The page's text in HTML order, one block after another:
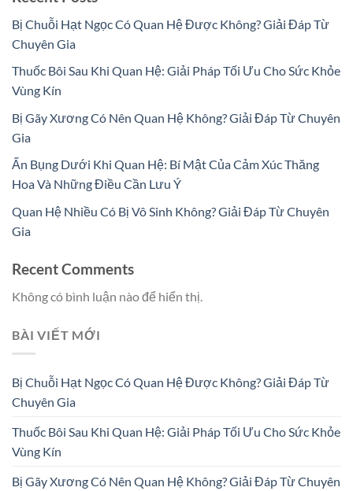
Bị Chuỗi Hạt Ngọc Có Quan Hệ Được Không? Giải Đáp Từ
Chuyên Gia
Thuốc Bôi Sau Khi Quan Hệ: Giải Pháp Tối Ưu Cho Sức Khỏe
Vùng Kín
Bị Gãy Xương Có Nên Quan Hệ Không? Giải Đáp Từ Chuyên
Gia
Ấn Bụng Dưới Khi Quan Hệ: Bí Mật Của Cảm Xúc Thăng
Hoa Và Những Điều Cần Lưu Ý
Quan Hệ Nhiều Có Bị Vô Sinh Không? Giải Đáp Từ Chuyên
Gia
Recent Comments
Không có bình luận nào để hiển thị.
BÀI VIẾT MỚI
Bị Chuỗi Hạt Ngọc Có Quan Hệ Được Không? Giải Đáp Từ
Chuyên Gia
Thuốc Bôi Sau Khi Quan Hệ: Giải Pháp Tối Ưu Cho Sức Khỏe
Vùng Kín
Bị Gãy Xương Có Nên Quan Hệ Không? Giải Đáp Từ Chuyên